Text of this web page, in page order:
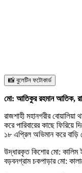
📸 বুলেটিন ফটোকার্ড
মো: আতিকুর রহমান আতিক,
রাজশাহী মহানগরীর
করে পারিবারের কাছে
১৮ এপ্রিল অভিমান করে বাড়ি
উদ্ধারকৃত কিশোর মো: কালিম
বড়বনগ্রাম চকপাড়ার মো: